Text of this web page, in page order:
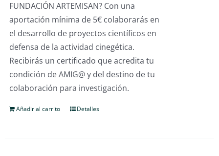
FUNDACIÓN ARTEMISAN? Con una
aportación mínima de 5€ colaborarás en
el desarrollo de proyectos científicos en
defensa de la actividad cinegética.
Recibirás un certificado que acredita tu
condición de AMIG@ y del destino de tu
colaboración para investigación.
Añadir al carrito Detalles